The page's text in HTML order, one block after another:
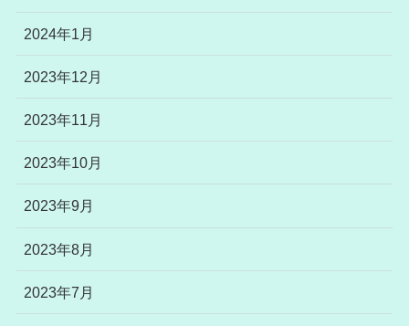
2024年1月
2023年12月
2023年11月
2023年10月
2023年9月
2023年8月
2023年7月